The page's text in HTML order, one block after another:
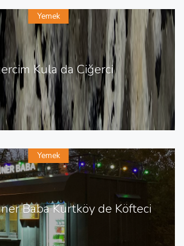
Kula da Ciğerci
Yemek
Baba Kurtköy de Köfteci
Yemek